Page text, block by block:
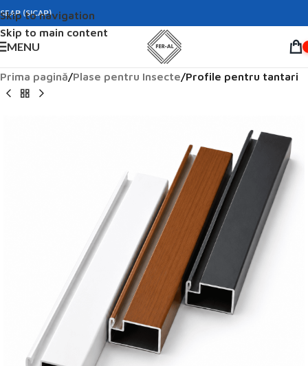
Skip to navigation
Skip to main content
SEAP (SICAP)
MENU
Prima pagină Plase pentru Insecte Profile pentru tantari